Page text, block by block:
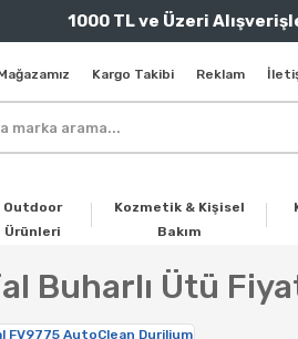
1000 TL ve Üzeri
Kargo Takibi Reklam
Outdoor
Ürünleri
Kozmetik & Kişisel
Bakım
Buharlı Ütü